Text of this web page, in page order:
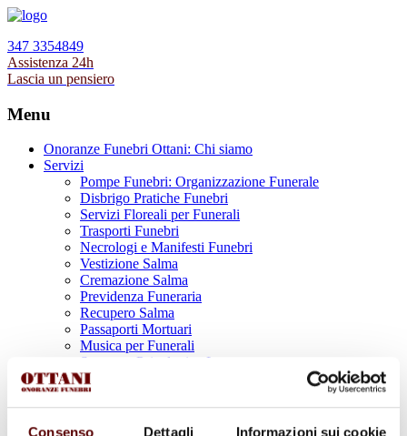
Consenso Dettagli Informazioni sui cookie
347 3354849
Assistenza 24h
Lascia un pensiero
Menu
Onoranze Funebri Ottani: Chi siamo
Servizi
Pompe Funebri: Organizzazione Funerale
Disbrigo Pratiche Funebri
Servizi Floreali per Funerali
Trasporti Funebri
Necrologi e Manifesti Funebri
Vestizione Salma
Cremazione Salma
Previdenza Funeraria
Recupero Salma
Passaporti Mortuari
Musica per Funerali
Supporto Psicologico Lutto
Prodotti Funerari
Lapidi, Lastre tombali e Monumenti Funerari
Urne Cinerarie
Allestimento Funebre